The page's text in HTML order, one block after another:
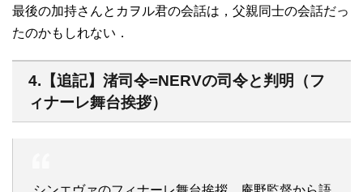
最後の加持さんとカヲル君の会話は，父親同士の会話だっ
たのかもしれない．
4.【追記】渚司令=NERVの司令と判明（フ
ィナーレ舞台挨拶）